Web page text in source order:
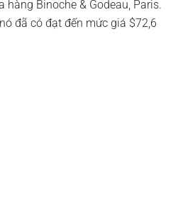
Binoche & Godeau, Paris.
đã có đạt đến mức giá $72,6